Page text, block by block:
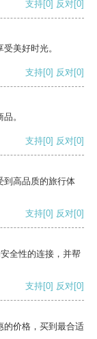
支持[0] 反对[0]
美好时光。
支持[0] 反对[0]
。
支持[0] 反对[0]
到高品质的旅行体
支持[0] 反对[0]
全性的连接，并帮
支持[0] 反对[0]
的价格，买到最合适